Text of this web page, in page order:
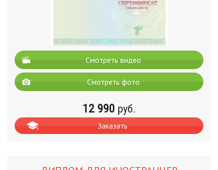
Смотреть видео
Смотреть фото
12 990 руб.
Заказать